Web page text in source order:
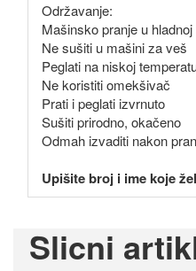
Održavanje:
Mašinsko pranje u
Ne sušiti u mašini za veš
Peglati na niskoj
Ne koristiti omekšivač
Prati i peglati izvrnuto
Sušiti prirodno, okačeno
Odmah izvaditi nakon
Upišite broj i ime koje
Slicni